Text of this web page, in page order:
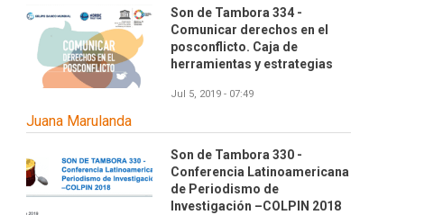
Son de Tambora 334 -
Comunicar derechos en el
posconflicto. Caja de
herramientas y estrategias
Jul 5, 2019 - 07:49
Juana Marulanda
Son de Tambora 330 -
Conferencia Latinoamericana
de Periodismo de
Investigación –COLPIN 2018